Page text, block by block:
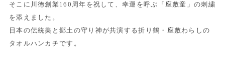
そこに川徳創業160周年を祝して、幸運を呼ぶ「座敷童」の刺繍
を添えました。
日本の伝統美と郷土の守り神が共演する折り鶴・座敷わらしの
タオルハンカチです。